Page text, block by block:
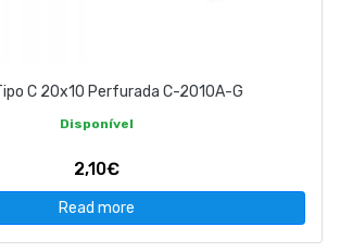
C 20x10 Perfurada C-2010A-G
Disponível
2,10€
Read more